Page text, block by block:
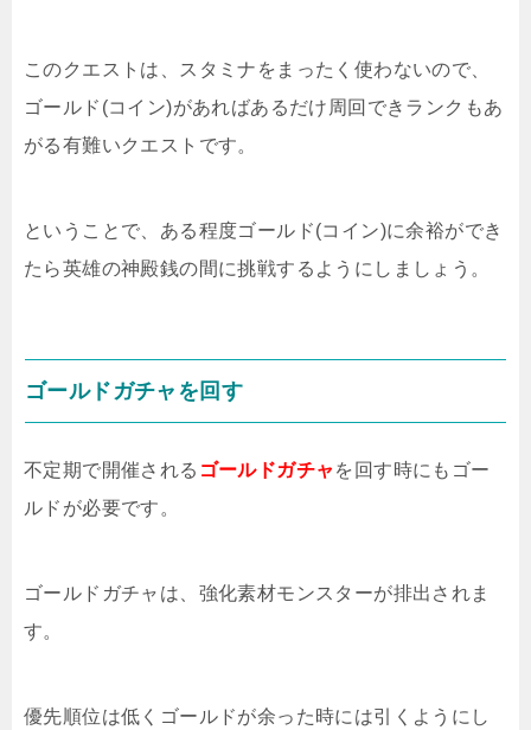
このクエストは、スタミナをまったく使わないので、
ゴールド(コイン)があればあるだけ周回できランクもあ
がる有難いクエストです。
ということで、ある程度ゴールド(コイン)に余裕ができ
たら英雄の神殿銭の間に挑戦するようにしましょう。
ゴールドガチャを回す
不定期で開催される ゴールドガチャ を回す時にもゴー
ルドが必要です。
ゴールドガチャは、強化素材モンスターが排出されま
す。
優先順位は低くゴールドが余った時には引くようにし